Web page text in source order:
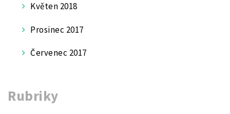
Květen 2018
Prosinec 2017
Červenec 2017
Rubriky